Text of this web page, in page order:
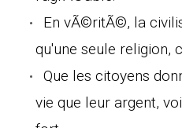
En vÃ©ritÃ©, la
qu'une seule religion,
Que les citoyens
vie que leur argent,